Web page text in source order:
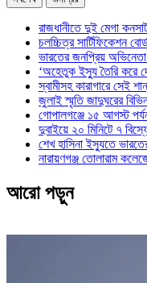
রাজধানীতে দুই মেগা
চলচ্চিত্র সার্টিফিকেশন
ভারতের জনপ্রিয় অভিনেতা
‘অহেতুক ইস্যু তৈরি করে
স্বামীসহ কারাগারে সেই
জুলাই স্মৃতি জাদুঘরের
গোপালগঞ্জে ১৫ আগস্ট
দুবাইয়ে ২০ মিনিটে ৭
শেখ হাসিনা ইস্যুতে
নারায়ণগঞ্জ তোলারাম
আরো পড়ুন